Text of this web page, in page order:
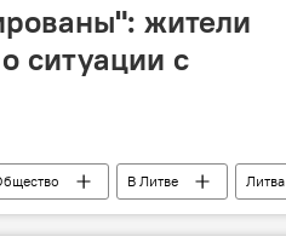
жители
ситуации с
В Литве Литва